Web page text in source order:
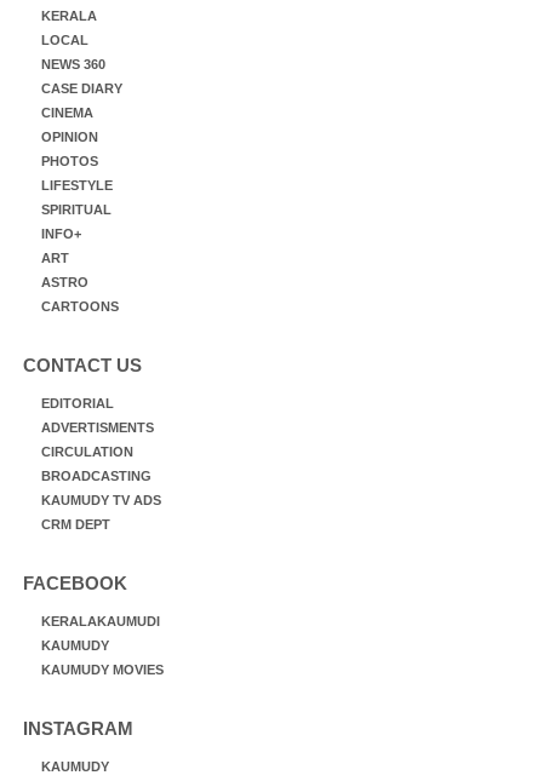
KERALA
LOCAL
NEWS 360
CASE DIARY
CINEMA
OPINION
PHOTOS
LIFESTYLE
SPIRITUAL
INFO+
ART
ASTRO
CARTOONS
CONTACT US
EDITORIAL
ADVERTISMENTS
CIRCULATION
BROADCASTING
KAUMUDY TV ADS
CRM DEPT
FACEBOOK
KERALAKAUMUDI
KAUMUDY
KAUMUDY MOVIES
INSTAGRAM
KAUMUDY